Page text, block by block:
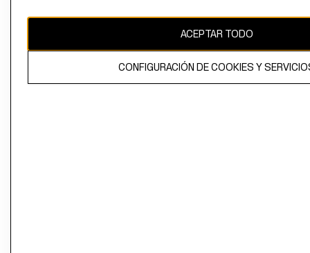
propiedad de H&M Hennes & Mauritz AB
ACEPTAR TODO
CONFIGURACIÓN DE COOKIES Y